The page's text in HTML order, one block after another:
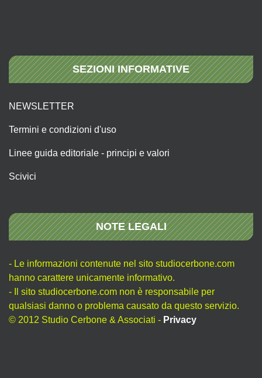
SEZIONI INFORMATIVE
NEWSLETTER
Termini e condizioni d'uso
Linee guida editoriale - principi e valori
Scivici
NOTE LEGALI
- Le informazioni contenute nel sito studiocerbone.com
hanno carattere unicamente informativo.
- Il sito studiocerbone.com non è responsabile per
qualsiasi danno o problema causato da questo servizio.
© 2012 Studio Cerbone & Associati - Privacy